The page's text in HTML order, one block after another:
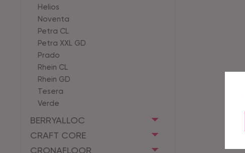
Helios
Noventa
Petra CL
Petra XXL GD
Prado
Rhein CL
Rhein GD
Tesera
Verde
BERRYALLOC
CRAFT CORE
CRONAFLOOR